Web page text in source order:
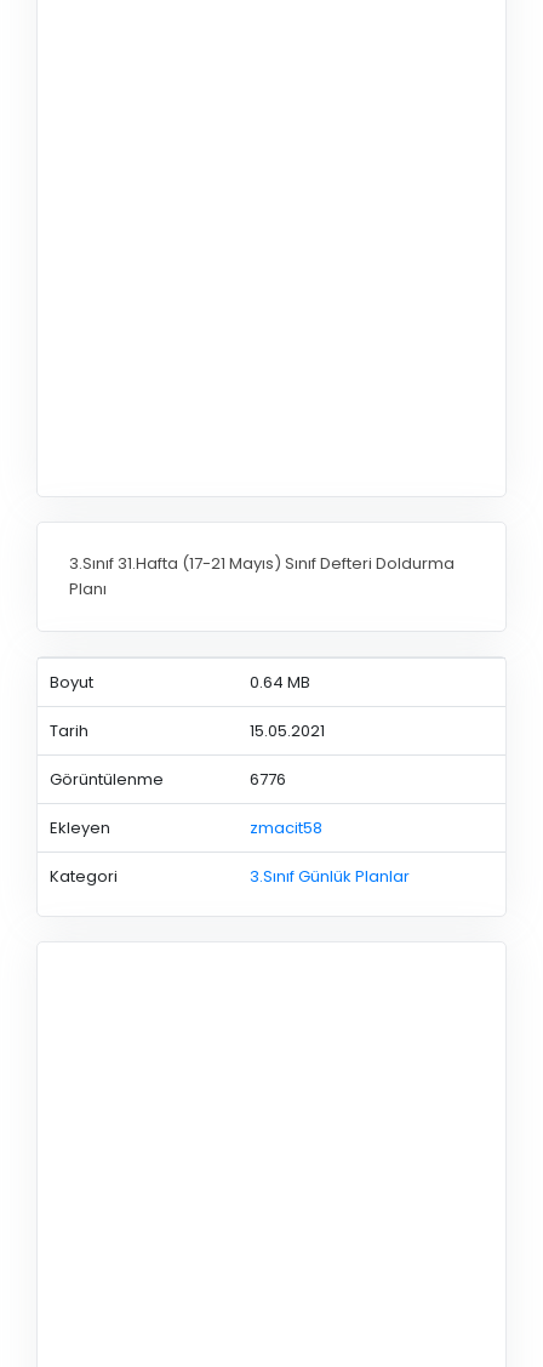
3.Sınıf 31.Hafta (17-21 Mayıs) Sınıf Defteri Doldurma
Planı
Boyut 0.64 MB
Tarih 15.05.2021
Görüntülenme 6776
Ekleyen zmacit58
Kategori 3.Sınıf Günlük Planlar